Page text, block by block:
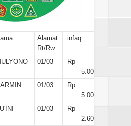
Alamat
Rt/Rw
infaq
01/03
Rp
5.000
01/03
Rp
5.000
01/03
Rp
2.600